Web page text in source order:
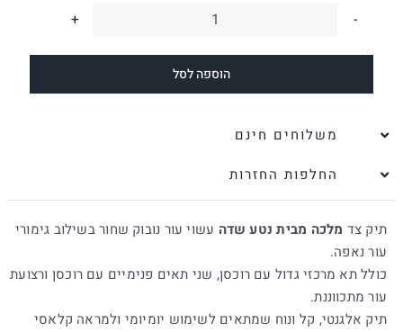
כמות
של
תיק
|
נטע
הוספה לסל
משלוחים חינם
החלפות החזרות
תיק צד מלכה מבית נטע שדה עשוי עור נובוק שחור בשילוב גימורי
עור נאפה.
כולל תא מרכזי גדול עם רוכסן, שני תאים פנימיים עם רוכסן ורצועת
עור מתכווננת.
תיק אלגנטי, קל ונוח שמתאים לשימוש יומיומי ולמראה קלאסי